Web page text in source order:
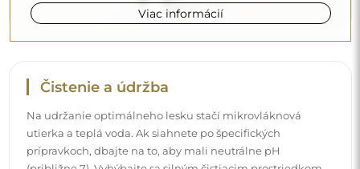
Doručenie domov
Ponúkame službu doručenia domov, ktorá vám umožní
prijať balík priamo pred vaše dvere. Za príplatok 40 €
ponúkame ajdoručenie až do bytu
, ktoré umožňuje
doručiť balík priamo do vášho domu (pre rozmery do
Viac informácií